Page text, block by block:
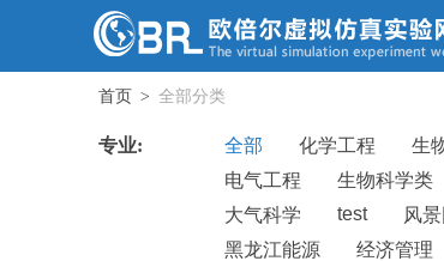
首页 > 全部分类
专业: 全部 化学工程 生
电气工程
生物科学类
大气科学
test 风
黑龙江能源
经济管理